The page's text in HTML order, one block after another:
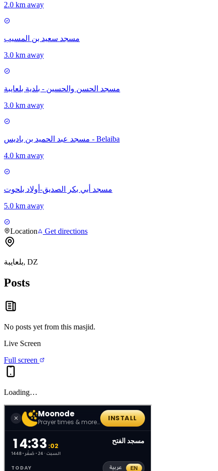
2.0 km away
مسجد سعيد بن المسيب
3.0 km away
مسجد الحسن والحسين - بلدية بلعايبة
3.0 km away
مسجد عبد الحميد بن باديس - Belaiba
4.0 km away
مسجد أبي بكر الصديق-أولاد بلحوت
5.0 km away
Location Get directions
بلعايبة, DZ
Posts
No posts yet from this masjid.
Live Screen
Full screen
Loading…